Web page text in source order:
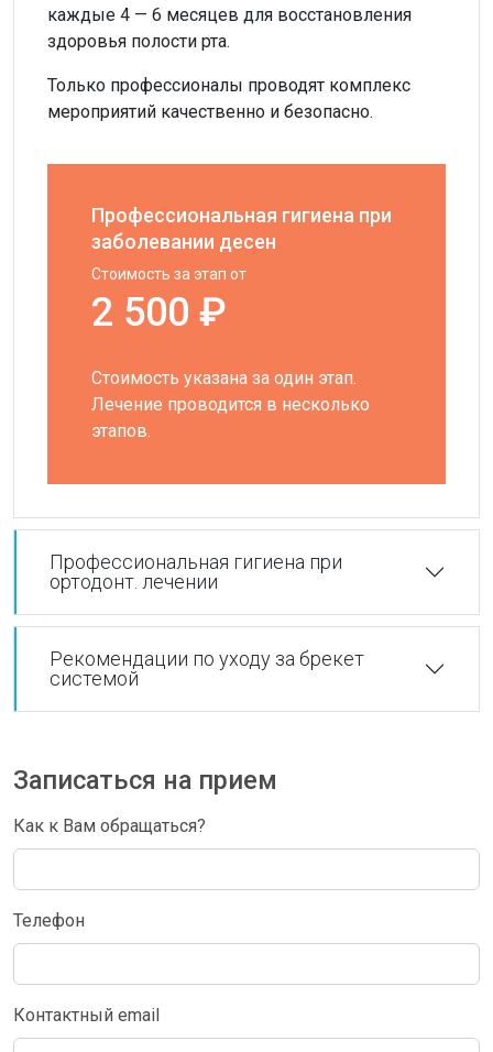
каждые 4 — 6 месяцев для восстановления
здоровья полости рта.
Только профессионалы проводят комплекс
мероприятий качественно и безопасно.
Профессиональная гигиена при
заболевании десен
Стоимость за этап от
2 500 ₽
Стоимость указана за один этап.
Лечение проводится в несколько
этапов.
Профессиональная гигиена при
ортодонт. лечении
Рекомендации по уходу за брекет
системой
Записаться на прием
Как к Вам обращаться?
Телефон
Контактный email